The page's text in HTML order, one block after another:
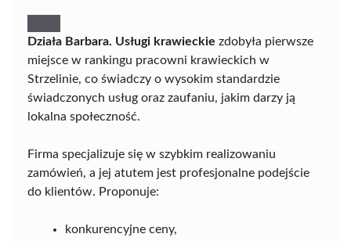
Działa Barbara. Usługi krawieckie zdobyła pierwsze
miejsce w rankingu pracowni krawieckich w
Strzelinie, co świadczy o wysokim standardzie
świadczonych usług oraz zaufaniu, jakim darzy ją
lokalna społeczność.
Firma specjalizuje się w szybkim realizowaniu
zamówień, a jej atutem jest profesjonalne podejście
do klientów. Proponuje:
konkurencyjne ceny,